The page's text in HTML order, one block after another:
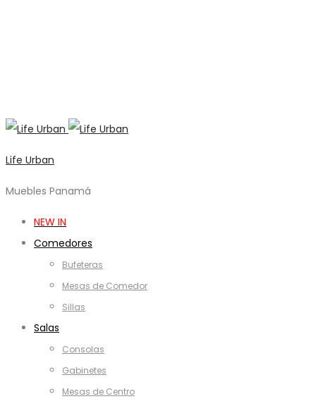
Life Urban
Muebles Panamá
NEW IN
Comedores
Bufeteras
Mesas de Comedor
Sillas
Salas
Consolas
Gabinetes
Mesas de Centro